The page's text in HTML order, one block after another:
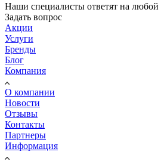
Наши специалисты ответят на
Задать вопрос
Акции
Услуги
Бренды
Блог
Компания
О компании
Новости
Отзывы
Контакты
Партнеры
Информация